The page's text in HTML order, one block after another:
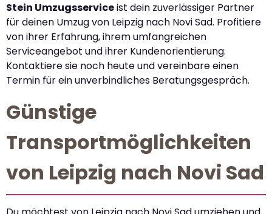
Stein Umzugsserviceist dein zuverlässiger Partner
für deinen Umzug von Leipzig nach Novi Sad. Profitiere
von ihrer Erfahrung, ihrem umfangreichen
Serviceangebot und ihrer Kundenorientierung.
Kontaktiere sie noch heute und vereinbare einen
Termin für ein unverbindliches Beratungsgespräch.
Günstige
Transportmöglichkeiten
von Leipzig nach Novi Sad